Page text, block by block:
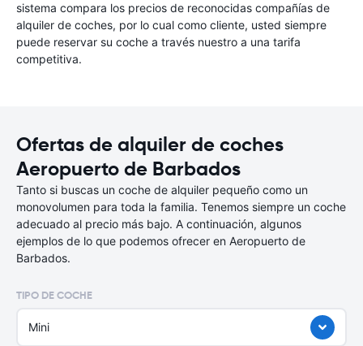
sistema compara los precios de reconocidas compañías de
alquiler de coches, por lo cual como cliente, usted siempre
puede reservar su coche a través nuestro a una tarifa
competitiva.
Ofertas de alquiler de coches
Aeropuerto de Barbados
Tanto si buscas un coche de alquiler pequeño como un
monovolumen para toda la familia. Tenemos siempre un coche
adecuado al precio más bajo. A continuación, algunos
ejemplos de lo que podemos ofrecer en Aeropuerto de
Barbados.
TIPO DE COCHE
Mini